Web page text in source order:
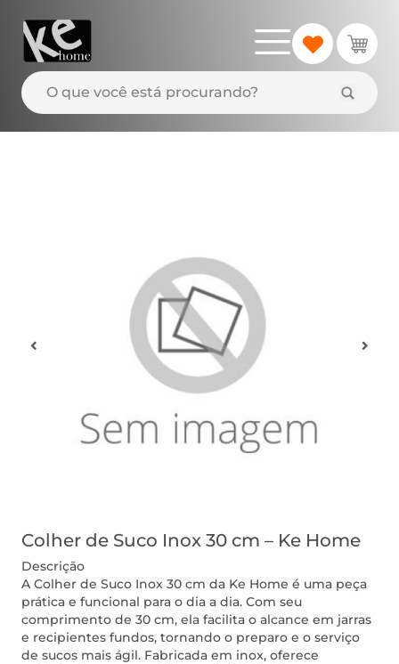
Colher de Suco Inox 30 cm – Ke Home
Descrição
A Colher de Suco Inox 30 cm da Ke Home é uma peça
prática e funcional para o dia a dia. Com seu
comprimento de 30 cm, ela facilita o alcance em jarras
e recipientes fundos, tornando o preparo e o serviço
de sucos mais ágil. Fabricada em inox, oferece